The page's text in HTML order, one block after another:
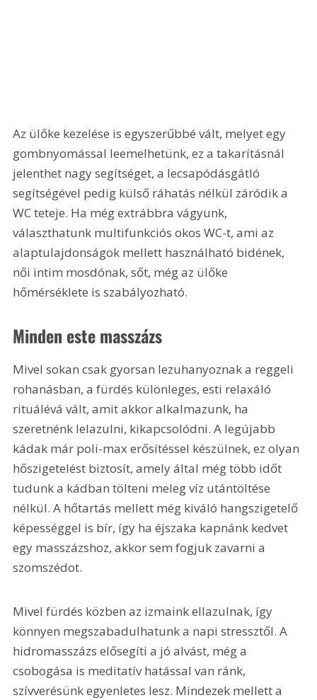
Az ülőke kezelése is egyszerűbbé vált, melyet egy
gombnyomással leemelhetünk, ez a takarításnál
jelenthet nagy segítséget, a lecsapódásgátló
segítségével pedig külső ráhatás nélkül záródik a
WC teteje. Ha még extrábbra vágyunk,
választhatunk multifunkciós okos WC-t, ami az
alaptulajdonságok mellett használható bidének,
női intim mosdónak, sőt, még az ülőke
hőmérséklete is szabályozható.
Minden este masszázs
Mivel sokan csak gyorsan lezuhanyoznak a reggeli
rohanásban, a fürdés különleges, esti relaxáló
rituálévá vált, amit akkor alkalmazunk, ha
szeretnénk lelazulni, kikapcsolódni. A legújabb
kádak már poli-max erősítéssel készülnek, ez olyan
hőszigetelést biztosít, amely által még több időt
tudunk a kádban tölteni meleg víz utántöltése
nélkül. A hőtartás mellett még kiváló hangszigetelő
képességgel is bír, így ha éjszaka kapnánk kedvet
egy masszázshoz, akkor sem fogjuk zavarni a
szomszédot.
Mivel fürdés közben az izmaink ellazulnak, így
könnyen megszabadulhatunk a napi stressztől. A
hidromasszázs elősegíti a jó alvást, még a
csobogása is meditatív hatással van ránk,
szívverésünk egyenletes lesz. Mindezek mellett a